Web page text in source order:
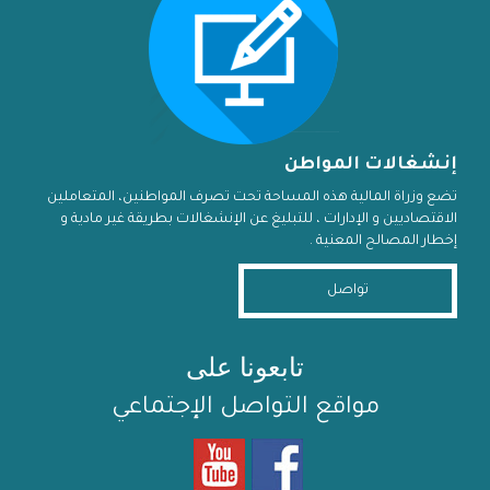
إنشغالات المواطن
تضع وزراة المالية هذه المساحة تحت تصرف المواطنين، المتعاملين
الاقتصاديين و الإدارات ، للتبليغ عن الإنشغالات بطريقة غير مادية و
إخطار المصالح المعنية .
تواصل
تابعونا على
مواقع التواصل الإجتماعي